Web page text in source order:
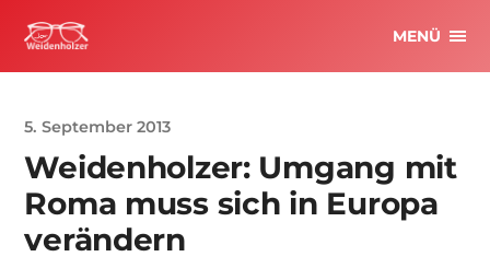
MENÜ
5. September 2013
Weidenholzer: Umgang mit
Roma muss sich in Europa
verändern